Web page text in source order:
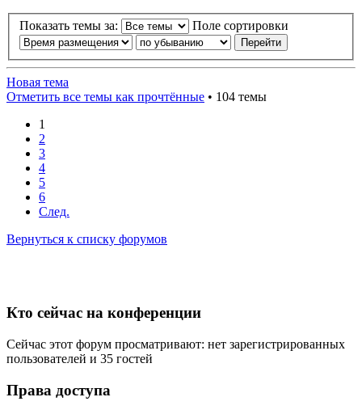
Показать темы за: Поле сортировки
Новая тема
Отметить все темы как прочтённые • 104 темы
1
2
3
4
5
6
След.
Вернуться к списку форумов
Кто сейчас на конференции
Сейчас этот форум просматривают: нет зарегистрированных
пользователей и 35 гостей
Права доступа